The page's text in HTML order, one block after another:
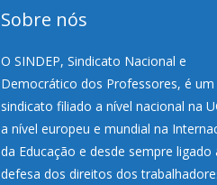
Sobre nós
O SINDEP, Sindicato Nacional e
Democrático dos Professores, é um
sindicato filiado a nível nacional na
a nível europeu e mundial na
da Educação e desde sempre ligado
defesa dos direitos dos